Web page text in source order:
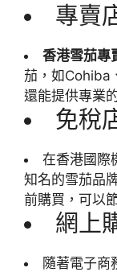
專賣
香港雪茄專
茄，如Cohiba
還能提供專業
免稅
在香港國際
知名的雪茄品
前購買，可以
網上
隨著電子商